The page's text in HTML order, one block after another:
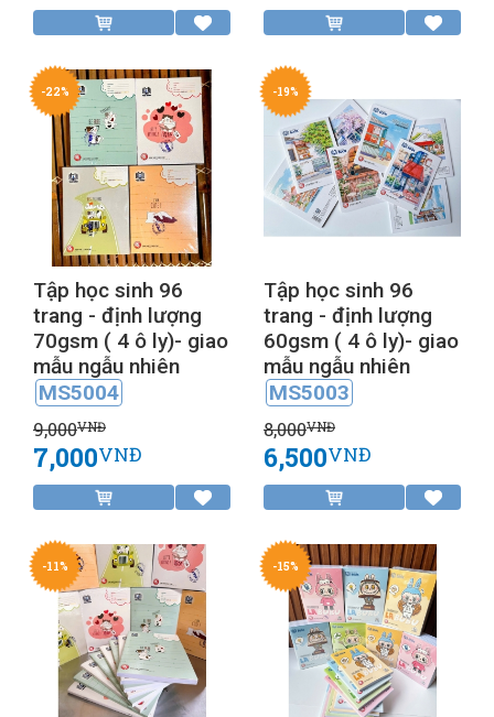
-22%
Tập học sinh 96
trang - định lượng
70gsm ( 4 ô ly)- giao
mẫu ngẫu nhiên
MS5004
9,000VNĐ
7,000VNĐ
-19%
Tập học sinh 96
trang - định lượng
60gsm ( 4 ô ly)- giao
mẫu ngẫu nhiên
MS5003
8,000VNĐ
6,500VNĐ
-11% -15%